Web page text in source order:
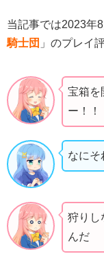
当記事では2023年
騎士団 」のプレイ
宝箱を
ー！！
なにそ
狩りし
んだ